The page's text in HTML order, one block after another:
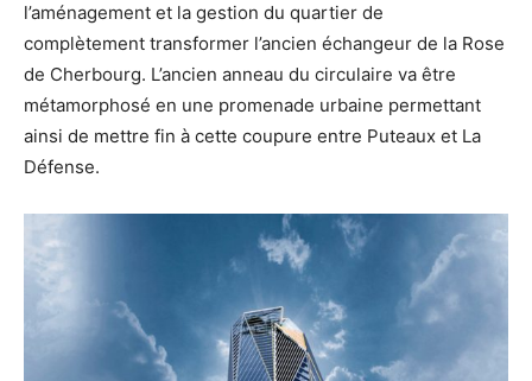
l’aménagement et la gestion du quartier de
complètement transformer l’ancien échangeur de la Rose
de Cherbourg. L’ancien anneau du circulaire va être
métamorphosé en une promenade urbaine permettant
ainsi de mettre fin à cette coupure entre Puteaux et La
Défense.